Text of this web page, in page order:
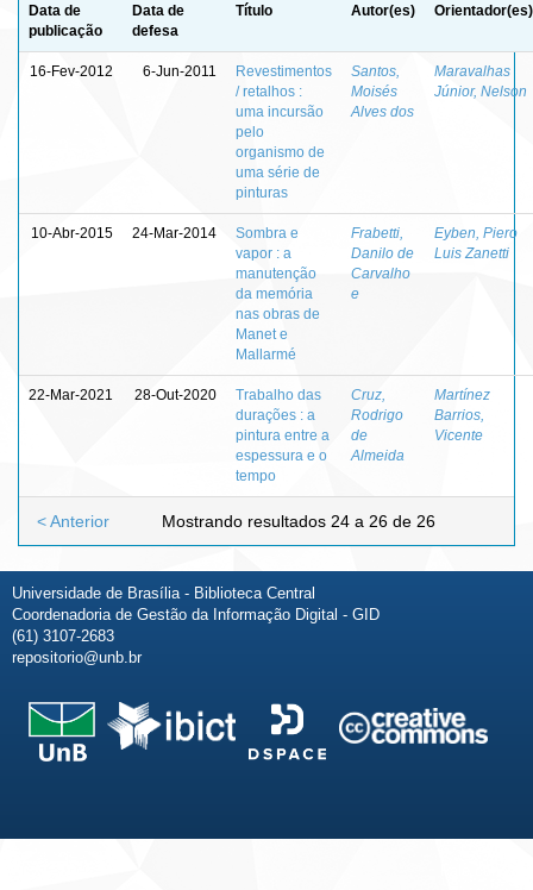
Data de
publicação
Data de
defesa
Título Autor(es) Orientador(es)
16-Fev-2012 6-Jun-2011
Revestimentos
/ retalhos :
uma incursão
pelo
organismo de
uma série de
pinturas
Santos,
Moisés
Alves dos
Maravalhas
Júnior, Nelson
10-Abr-2015 24-Mar-2014
Sombra e
vapor : a
manutenção
da memória
nas obras de
Manet e
Mallarmé
Frabetti,
Danilo de
Carvalho
e
Eyben, Piero
Luis Zanetti
22-Mar-2021 28-Out-2020
Trabalho das
durações : a
pintura entre a
espessura e o
tempo
Cruz,
Rodrigo
de
Almeida
Martínez
Barrios,
Vicente
Mostrando resultados 24 a 26 de 26
< Anterior
Universidade de Brasília - Biblioteca Central
Coordenadoria de Gestão da Informação Digital - GID
(61) 3107-2683
repositorio@unb.br